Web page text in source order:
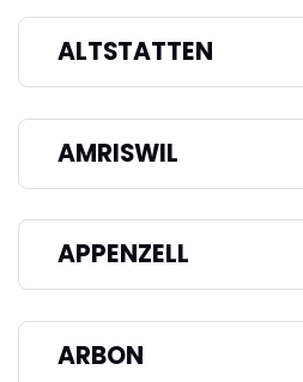
ALTSTATTEN
AMRISWIL
APPENZELL
ARBON